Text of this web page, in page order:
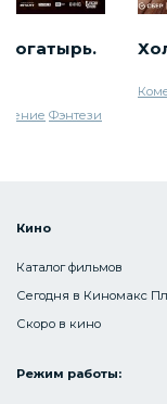
Фэнтези
Кино
Каталог фильмов
Сегодня в Киномакс
Скоро в кино
Режим работы: